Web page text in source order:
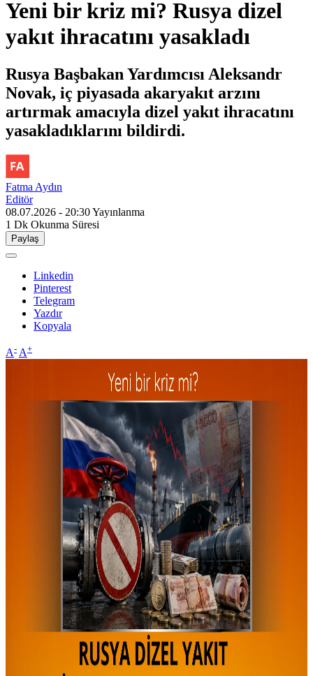
Yeni bir kriz mi? Rusya dizel
yakıt ihracatını yasakladı
Rusya Başbakan Yardımcısı Aleksandr
Novak, iç piyasada akaryakıt arzını
artırmak amacıyla dizel yakıt ihracatını
yasakladıklarını bildirdi.
Fatma Aydın
Editör
08.07.2026 - 20:30Yayınlanma
1 Dk Okunma Süresi
Paylaş
Linkedin
Pinterest
Telegram
Yazdır
Kopyala
A- A+